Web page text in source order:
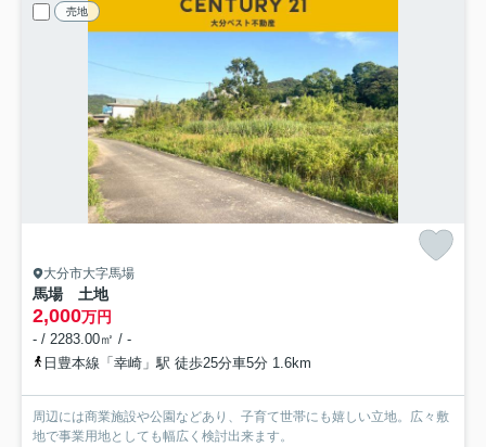
売地
大分市大字馬場
馬場 土地
2,000万円
- / 2283.00㎡ / -
日豊本線「幸崎」駅 徒歩25分車5分 1.6km
周辺には商業施設や公園などあり、子育て世帯にも嬉しい立地。広々敷
地で事業用地としても幅広く検討出来ます。